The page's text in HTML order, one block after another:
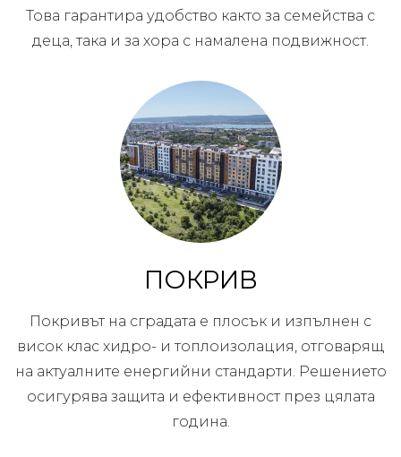
Това гарантира удобство както за семейства с
деца, така и за хора с намалена подвижност.
ПОКРИВ
Покривът на сградата е плосък и изпълнен с
висок клас хидро- и топлоизолация, отговарящ
на актуалните енергийни стандарти. Решението
осигурява защита и ефективност през цялата
година.